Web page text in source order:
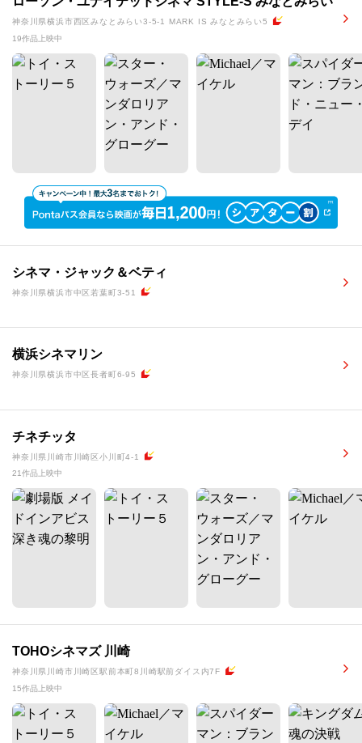
神奈川県横浜市西区みなとみらい3-5-1 MARK IS みなとみらい5
19作品上映中
シネマ・ジャック＆ベティ
神奈川県横浜市中区若葉町3-51
横浜シネマリン
神奈川県横浜市中区長者町6-95
チネチッタ
神奈川県川崎市川崎区小川町4-1
21作品上映中
TOHOシネマズ 川崎
神奈川県川崎市川崎区駅前本町8川崎駅前ダイス内7F
15作品上映中